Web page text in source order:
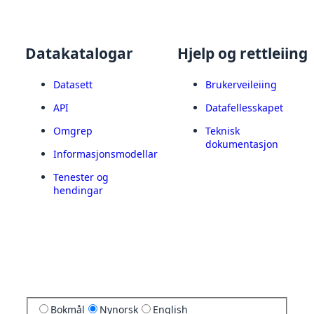
Datakatalogar
Datasett
API
Omgrep
Informasjonsmodellar
Tenester og
hendingar
Hjelp og rettleiing
Brukerveileiing
Datafellesskapet
Teknisk
dokumentasjon
Bokmål Nynorsk English